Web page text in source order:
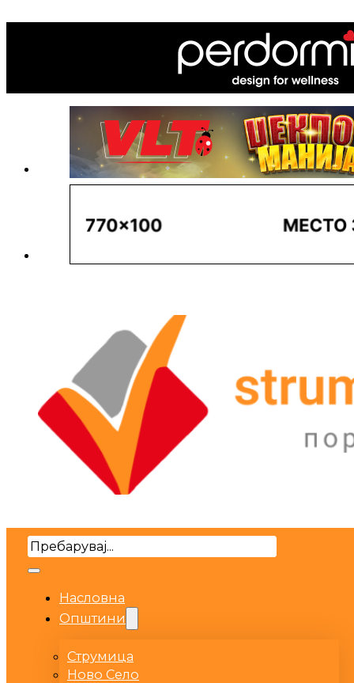
Search
Насловна
Општини
Струмица
Ново Село